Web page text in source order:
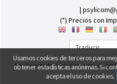
Condiciones
Desistir de
Políticas
|
(*) Precios con
Usamos cookies de terceros para
obtener estadísticas anónimas. Si
acepta el uso de cookies.